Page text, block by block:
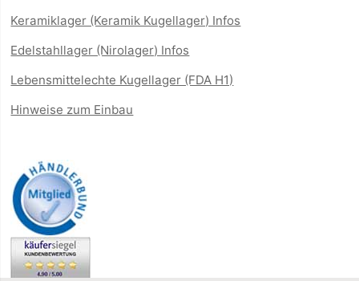
Keramiklager (Keramik Kugellager) Infos
Edelstahllager (Nirolager) Infos
Lebensmittelechte Kugellager (FDA H1)
Hinweise zum Einbau